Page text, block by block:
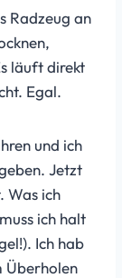
Radzeug an
läuft direkt
Egal.
und ich
Jetzt
Was ich
ich halt
Ich hab
Überholen